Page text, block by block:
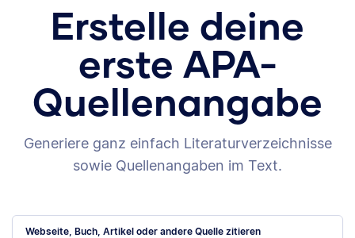
Erstelle deine
erste APA-
Quellenangabe
Generiere ganz einfach Literaturverzeichnisse
sowie Quellenangaben im Text.
Webseite, Buch, Artikel oder andere Quelle zitieren